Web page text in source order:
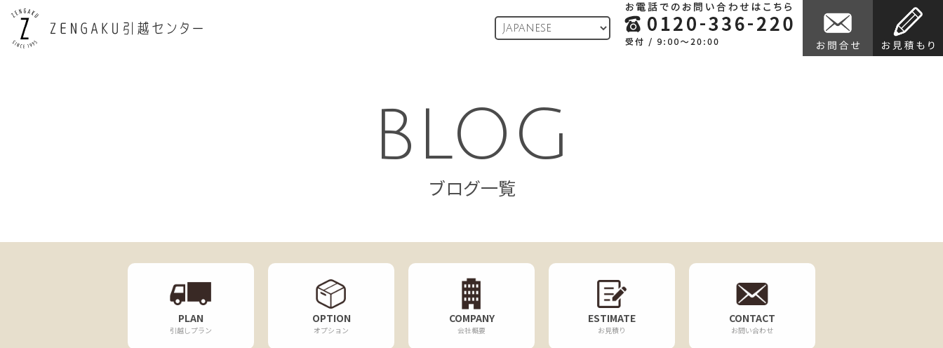
ZENGAKU引越センター
BLOG
ブログ一覧
PLAN
引越しプラン
OPTION
オプション
COMPANY
会社概要
ESTIMATE
お見積り
CONTACT
お問い合わせ